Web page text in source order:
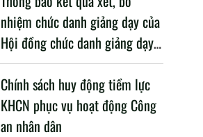
nhiệm chức danh giảng dạy của
Hội đồng chức danh giảng dạy
Học viện, năm học 2025 -
2026
Chính sách huy động tiềm lực
KHCN phục vụ hoạt động Công
an nhân dân